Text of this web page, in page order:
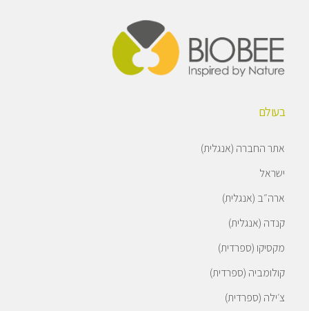
בעולם
אתר החברה (אנגלית)
ישראל
ארה״ב (אנגלית)
קנדה (אנגלית)
מקסיקו (ספרדית)
קולומביה (ספרדית)
צ׳ילה (ספרדית)